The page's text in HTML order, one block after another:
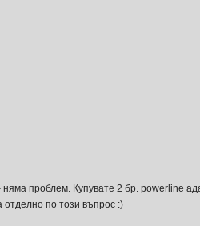
проблем. Купувате 2 бр. powerline
отделно по този въпрос :)